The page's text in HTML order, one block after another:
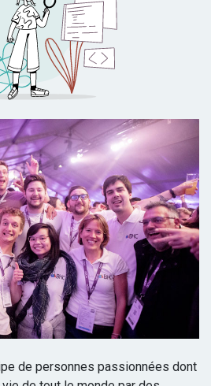
de personnes passionnées dont